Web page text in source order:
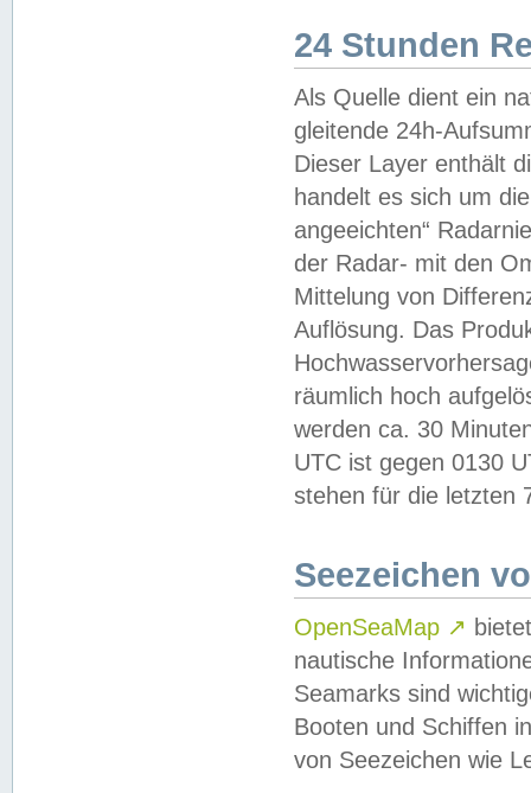
24 Stunden
Als Quelle dient ein
gleitende 24h-
Dieser Layer enthält
handelt es sich um
angeeichten“
der Radar- mit den
Mittelung von
Auflösung. Das
räumlich hoch
werden ca. 30
UTC ist gegen 0130
stehen für die letzten
Seezeichen
OpenSeaMap ↗
nautische
Seamarks sind
Booten und Schiffen
von Seezeichen wie